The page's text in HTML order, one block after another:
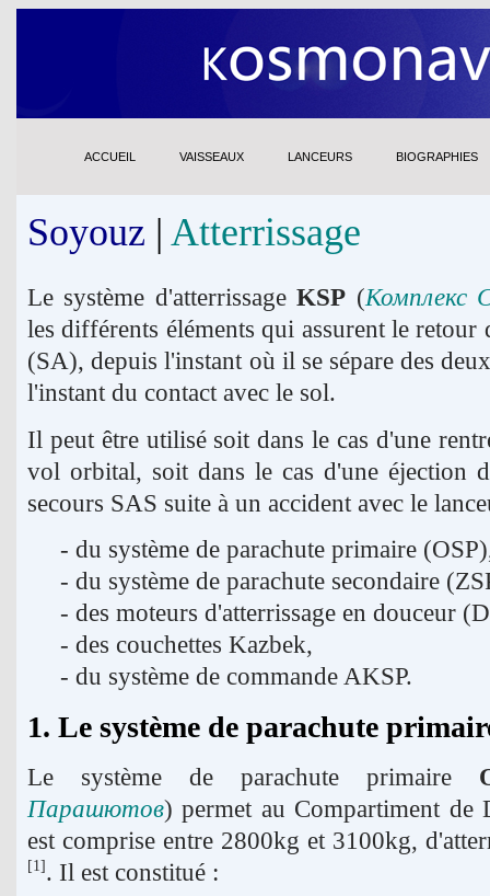
ACCUEIL VAISSEAUX LANCEURS BIOGRAPHIES
Soyouz | Atterrissage
Le système d'atterrissageKSP (Комплекс
les différents éléments qui assurent le retour
(SA), depuis l'instant où il se sépare des
l'instant du contact avec le sol.
Il peut être utilisé soit dans le cas d'une
vol orbital, soit dans le cas d'une éjection
secours SAS suite à un accident avec le
- du système de parachute primaire
- du système de parachute secondaire
- des moteurs d'atterrissage en douceur
- des couchettes Kazbek,
- du système de commande AKSP.
1. Le système de parachute
Le système de parachute primaire
Парашютов) permet au Compartiment de
est comprise entre 2800kg et 3100kg,
[1] . Il est constitué :